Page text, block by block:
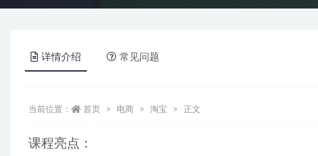
详情介绍 常见问题
当前位置： 首页 电商 淘宝 正文
课程亮点：